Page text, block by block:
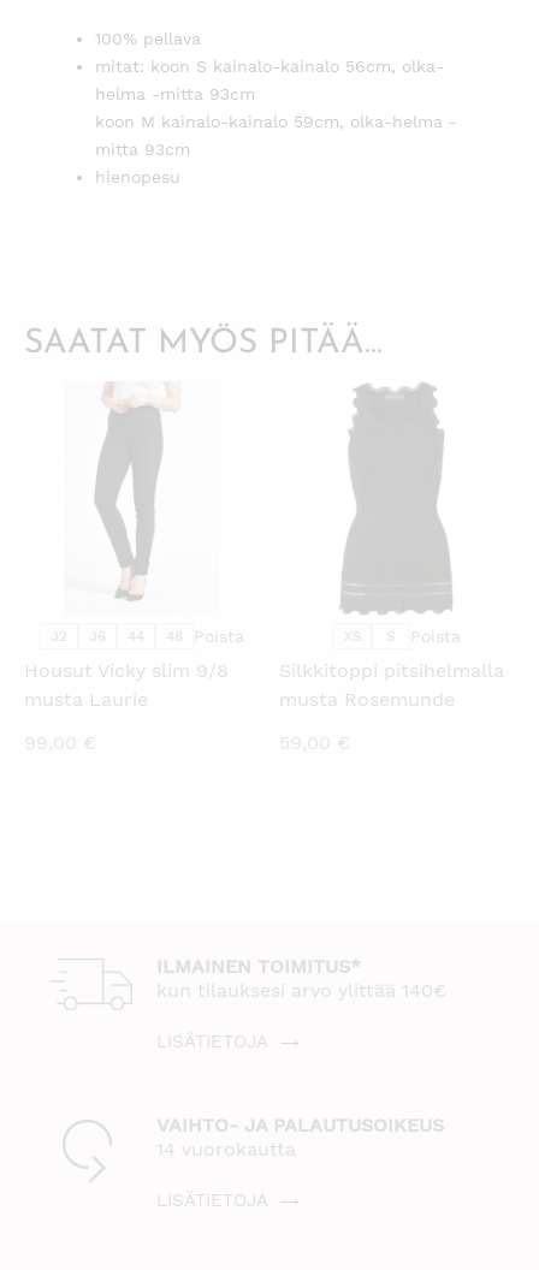
100% pellava
mitat: koon S kainalo-kainalo 56cm, olka-
helma -mitta 93cm
koon M kainalo-kainalo 59cm, olka-helma -
mitta 93cm
hienopesu
SAATAT MYÖS PITÄÄ...
KATSO PIKANÄKYMÄ
32 36 44 48 Poista
Housut Vicky slim 9/8
musta Laurie
99,00 €
KATSO PIKANÄKYMÄ
XS S Poista
Silkkitoppi pitsihelmalla
musta Rosemunde
59,00 €
ILMAINEN TOIMITUS*
kun tilauksesi arvo ylittää 140€
LISÄTIETOJA
VAIHTO- JA PALAUTUSOIKEUS
14 vuorokautta
LISÄTIETOJA